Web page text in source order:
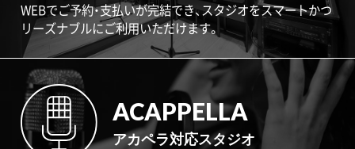
WEBでご予約・支払いが完結でき、スタジオをスマートかつ
リーズナブルにご利用いただけます。
ACAPPELLA
アカペラ対応スタジオ